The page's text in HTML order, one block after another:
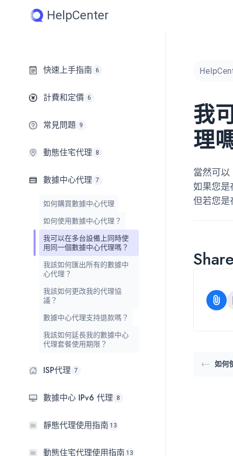
HelpCenter
快速上手指南 6
計費和定價 6
常見問題 9
動態住宅代理 8
數據中心代理 7
如何購買數據中心代理
如何使用數據中心代理？
我可以在多台設備上同時使
用同一個數據中心代理嗎？
我該如何匯出所有的數據中
心代理？
我該如何更改我的代理協
議？
數據中心代理支持退款嗎？
我該如何延長我的數據中心
代理套餐使用期限？
ISP代理 7
數據中心 IPv6 代理 8
靜態代理使用指南 13
動態住宅代理使用指南 13
我
理
當然可以
如果您是
但若您是
如何